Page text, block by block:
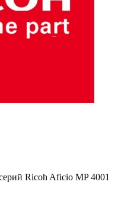
Ricoh Aficio MP 4001